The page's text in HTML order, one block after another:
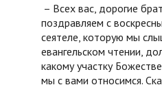
– Всех вас, дорогие
поздравляем с
сеятеле, которую мы
евангельском чтении,
какому участку
мы с вами относимся.